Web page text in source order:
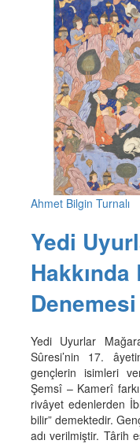
Ahmet Bilgin Turnalı
Yedi
Denemesi
Yedi Uyurlar
Sûresi’nin 17.
gençlerin isimleri
Şemsî – Kamerî
rivâyet edenlerden
bilir” demektedir.
adı verilmiştir. Târih